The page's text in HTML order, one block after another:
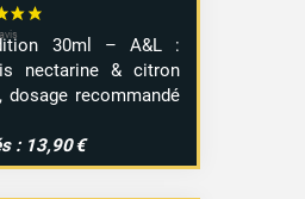
30ml – A&L :
nectarine & citron
dosage recommandé
: 13,90 €